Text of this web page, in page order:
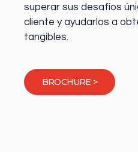
superar sus desafíos
cliente y ayudarlos a
tangibles.
BROCHURE >